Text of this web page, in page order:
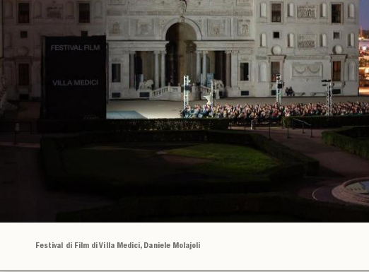
Festival di Film di Villa Medici, Daniele Molajoli